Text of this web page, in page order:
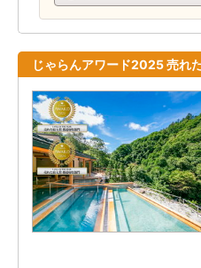
じゃらんアワード2025 売れ